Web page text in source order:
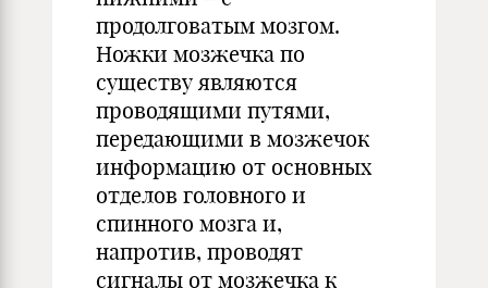
продолговатым мозгом.
Ножки мозжечка по
существу являются
проводящими путями,
передающими в мозжечок
информацию от основных
отделов головного и
спинного мозга и,
напротив, проводят
сигналы от мозжечка к